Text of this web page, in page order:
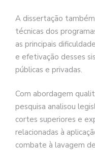
A dissertação
técnicas dos
as principais
e efetivação desses
públicas e privadas.
Com abordagem
pesquisa analisou
cortes superiores e
relacionadas à
combate à lavagem